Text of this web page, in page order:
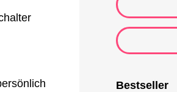
Bestseller